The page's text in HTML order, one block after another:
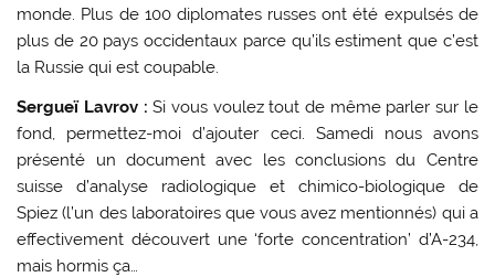
monde. Plus de 100 diplomates russes ont été expulsés de
plus de 20 pays occidentaux parce qu’ils estiment que c’est
la Russie qui est coupable.
Sergueï Lavrov : Si vous voulez tout de même parler sur le
fond, permettez-moi d’ajouter ceci. Samedi nous avons
présenté un document avec les conclusions du Centre
suisse d’analyse radiologique et chimico-biologique de
Spiez (l’un des laboratoires que vous avez mentionnés) qui a
effectivement découvert une ‘forte concentration’ d’A-234,
mais hormis ça…